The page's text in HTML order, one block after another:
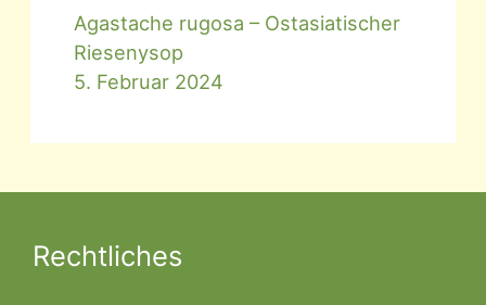
Agastache rugosa – Ostasiatischer
Riesenysop
5. Februar 2024
Rechtliches